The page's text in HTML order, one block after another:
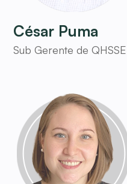
César Puma
Sub Gerente de